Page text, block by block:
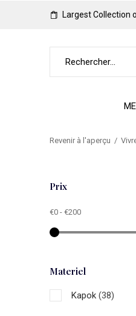
Largest Collection
Revenir à l'aperçu
Prix
€0 - €200
Materiel
Kapok (38)